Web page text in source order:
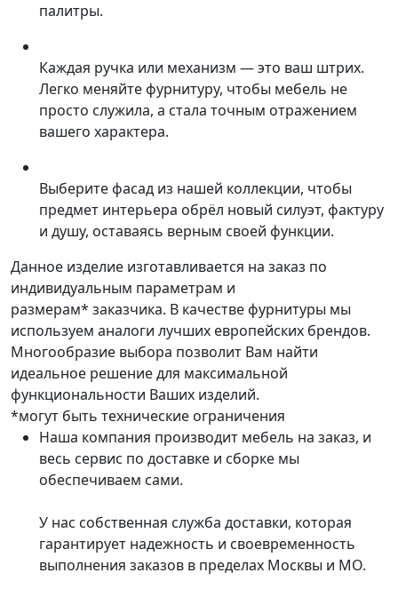
палитры.
Каждая ручка или механизм — это ваш штрих.
Легко меняйте фурнитуру, чтобы мебель не
просто служила, а стала точным отражением
вашего характера.
Выберите фасад из нашей коллекции, чтобы
предмет интерьера обрёл новый силуэт, фактуру
и душу, оставаясь верным своей функции.
Данное изделие изготавливается на заказ по
индивидуальным параметрам и
размерам* заказчика. В качестве фурнитуры мы
используем аналоги лучших европейских брендов.
Многообразие выбора позволит Вам найти
идеальное решение для максимальной
функциональности Ваших изделий.
*могут быть технические ограничения
Наша компания производит мебель на заказ, и
весь сервис по доставке и сборке мы
обеспечиваем сами.
У нас собственная служба доставки, которая
гарантирует надежность и своевременность
выполнения заказов в пределах Москвы и МО.